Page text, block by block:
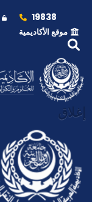
19838
موقع الأكاديمية
إغلاق